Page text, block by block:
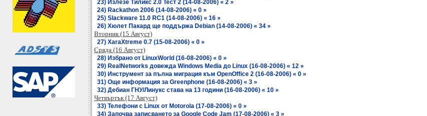
23) Излезе Тиликс 2.0 Тест 2 (14-08-2006) « 2 »
24) Rackathon 2006 (14-08-2006) « 0 »
25) Slackware 11.0 RC1 (14-08-2006) « 16 »
26) Хюлет Пакард ще поддържа Debian (14-08-2006) « 34 »
Вторник (15 Август)
27) XaraXtreme 0.7 (15-08-2006) « 0 »
Сряда (16 Август)
28) Избрано от LinuxWorld (16-08-2006) « 0 »
29) RealNetworks довежда Windows Media до Linux (16-08-2006) « 12 »
30) Инструмент за пълна миграция към OpenOffice 2 (16-08-2006) « 0 »
31) Още информация за Greenphone (16-08-2006) « 3 »
32) Дебиан ГНУ/Линукс става на 13 години (16-08-2006) « 10 »
Четвъртък (17 Август)
33) Телефони с Linux от Motorola (17-08-2006) « 0 »
34) Започва записването за Google Code Jam (17-08-2006) « 3 »